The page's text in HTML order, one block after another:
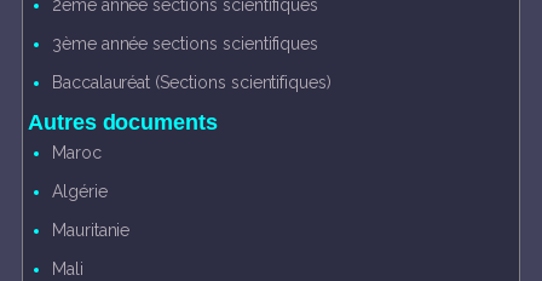
2ème année sections scientifiques
3ème année sections scientifiques
Baccalauréat (Sections scientifiques)
Autres documents
Maroc
Algérie
Mauritanie
Mali